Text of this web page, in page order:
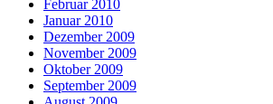
Februar 2010
Januar 2010
Dezember 2009
November 2009
Oktober 2009
September 2009